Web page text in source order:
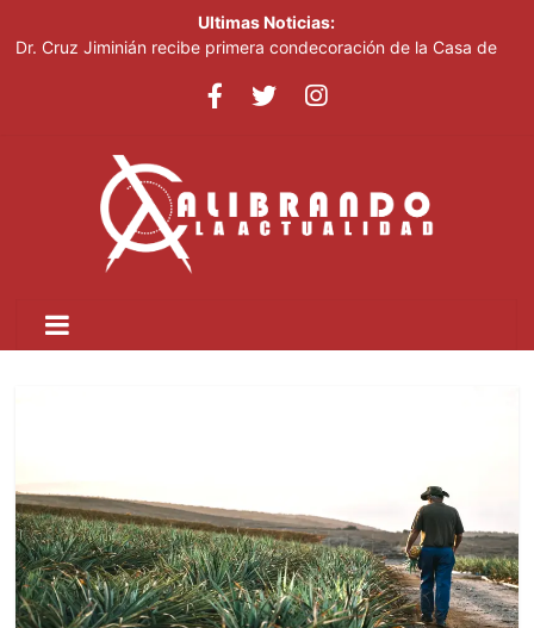
Ultimas Noticias:
Dr. Cruz Jiminián recibe primera condecoración de la Casa de
El mundo del fútbol despide a Jorge Messi, padre del astro
Johnny Pujols: "Hay decenas de miles de ciudadanos que
quieren inscribirse en el PLD"
César Fernández acusa al Gobierno de presentar logros que no
reflejan la realidad económica